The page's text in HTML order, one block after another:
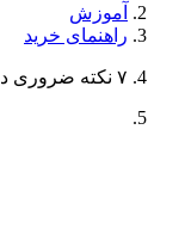
آموزش
راهنمای خرید
۷ نکته ضروری درباره لباس ورزشی